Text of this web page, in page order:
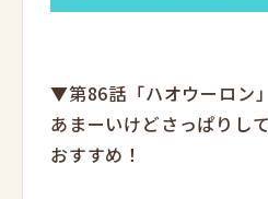
▼第86話「ハオウーロン」
あまーいけどさっぱりし
おすすめ！